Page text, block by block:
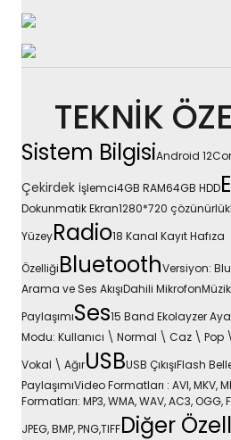
TEKNİK
Sistem BilgisiAndroid
Çekirdek İşlemci4GB RAM64GB HDD
Dokunmatik Ekran1280*720
YüzeyRadio18 Kanal Kayıt Hafıza
ÖzelliğiBluetoothVersiyon:
Arama ve Ses AkışıDahili
PaylaşımıSes15 Band Ekolayzer
Modu: Kullanıcı \ Normal \ Caz \
Vokal \ AğırUSBUSB ÇıkışıFlash
PaylaşımıVideo Formatları : AVI, MKV,
Formatları: MP3, WMA, WAV, AC3,
JPEG, BMP, PNG,TIFFDiğer